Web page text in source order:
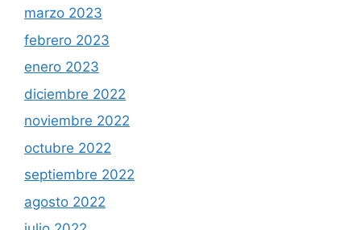
marzo 2023
febrero 2023
enero 2023
diciembre 2022
noviembre 2022
octubre 2022
septiembre 2022
agosto 2022